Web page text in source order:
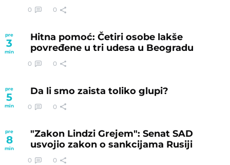
0 0
pre
3
min
Hitna pomoć: Četiri osobe lakše
povređene u tri udesa u Beogradu
0 0
pre
5
min
Da li smo zaista toliko glupi?
0 0
pre
8
min
"Zakon Lindzi Grejem": Senat SAD
usvojio zakon o sankcijama Rusiji
0 0